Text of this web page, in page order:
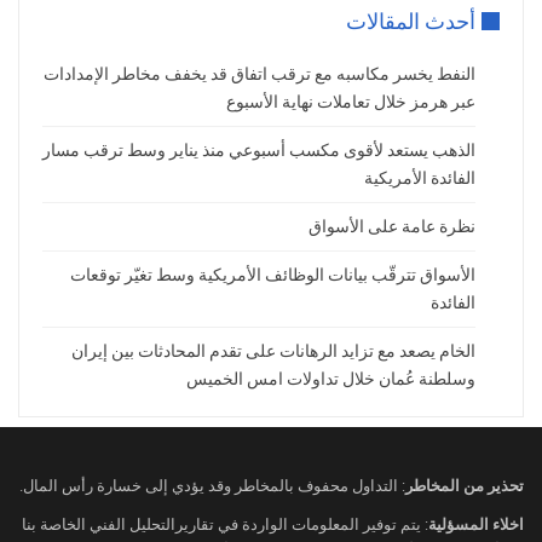
اعتقاد الأسواق المالية، واليوم سنكون مع محضر
اجتماع الفيدرالي.
لكن إلى جانب محضر اجتماع الفيدرالي، قد يهتم
المتداولون أيضاً في تصريحات أعضاء الفيدرالي التي
وسيقدّم أعضاء الفيدرالي “موسالم” و”بار” إلى جانب
“جولسبي” و”لوجان” تصريحات منفصلة هذا اليوم.
وتعتبر الأسواق المالية أي معلومة قد تصدر من أعضاء
الفيدرالي مهمّة إذا شملت حقائق اقتصادية أو توقعات
للفائدة.
فقد تؤثّر التصريحات بالأسواق.
أحدث المقالات
النفط يخسر مكاسبه مع ترقب اتفاق قد يخفف مخاطر الإمدادات
عبر هرمز خلال تعاملات نهاية الأسبوع
الذهب يستعد لأقوى مكسب أسبوعي منذ يناير وسط ترقب مسار
الفائدة الأمريكية
نظرة عامة على الأسواق
الأسواق تترقّب بيانات الوظائف الأمريكية وسط تغيّر توقعات
الفائدة
الخام يصعد مع تزايد الرهانات على تقدم المحادثات بين إيران
وسلطنة عُمان خلال تداولات امس الخميس
تحذير من المخاطر : التداول محفوف بالمخاطر وقد يؤدي إلى خسارة رأس المال.
اخلاء المسؤلية: يتم توفير المعلومات الواردة في تقاريرالتحليل الفني الخاصة بنا